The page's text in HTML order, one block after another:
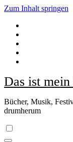
Zum Inhalt springen
Das ist
Bücher, Musik,
drumherum